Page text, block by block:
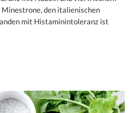
Minestrone, den italienischen
mit Histaminintoleranz ist